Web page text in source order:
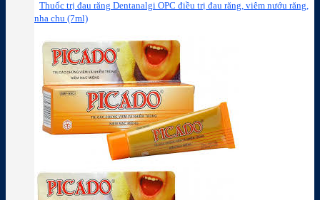
Thuốc trị đau răng Dentanalgi OPC điều trị đau răng, viêm nướu răng,
nha chu (7ml)